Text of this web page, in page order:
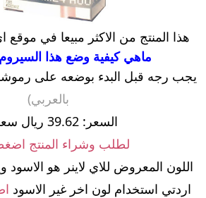
هذا المنتج من الاكثر مبيعا في
ماهي كيفية وضع هذا
يجب رجه قبل البدء بوضعه على
بالعربي)
السعر: 39.62 ريال سعودي
لطلب وشراء المنتج
اللون المعروض للاي لاينر هو الاسود
اردتي استخدام لون اخر غير الاسود